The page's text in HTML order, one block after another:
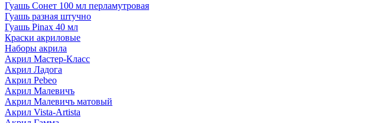
Гуашь Сонет 100 мл перламутровая
Гуашь разная штучно
Гуашь Pinax 40 мл
Краски акриловые
Наборы акрила
Акрил Мастер-Класс
Акрил Ладога
Акрил Pebeo
Акрил Малевичъ
Акрил Малевичъ матовый
Акрил Vista-Artista